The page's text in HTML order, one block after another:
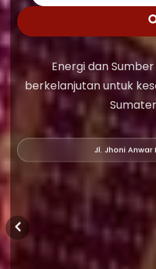
Energi dan
berkelanjutan untuk
Jl. Jhoni Anwar